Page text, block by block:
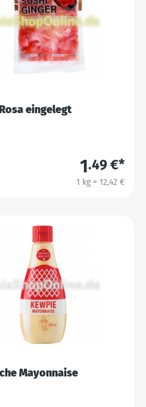
eingelegt
1.49 €*
1 kg = 12,42 €
Mayonnaise